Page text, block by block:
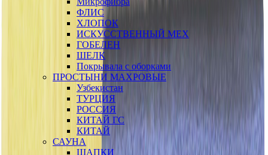
ФЛИС
ХЛОПОК
ИСКУССТВЕННЫЙ МЕХ
ГОБЕЛЕН
ШЕЛК
Покрывала с оборками
ПРОСТЫНИ МАХРОВЫЕ
Узбекистан
ТУРЦИЯ
РОССИЯ
КИТАЙ ГС
КИТАЙ
САУНА
ШАПКИ